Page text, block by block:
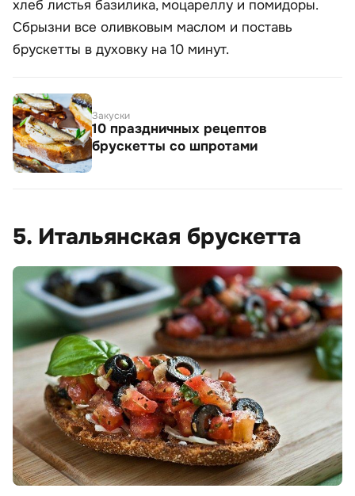
хлеб листья базилика, моцареллу и помидоры.
Сбрызни все оливковым маслом и поставь
брускетты в духовку на 10 минут.
Закуски
10 праздничных рецептов
брускетты со шпротами
5. Итальянская брускетта